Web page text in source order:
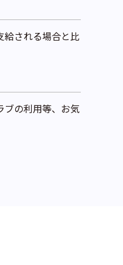
される場合と比
ブの利用等、お気